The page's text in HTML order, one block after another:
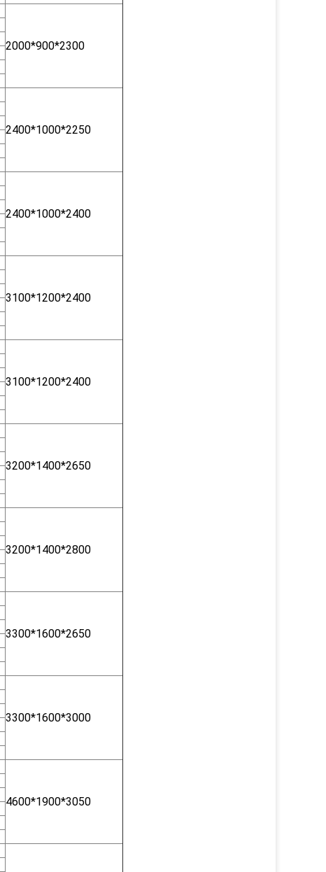
2000*900*2300
2400*1000*2250
2400*1000*2400
3100*1200*2400
3100*1200*2400
3200*1400*2650
3200*1400*2800
3300*1600*2650
3300*1600*3000
4600*1900*3050